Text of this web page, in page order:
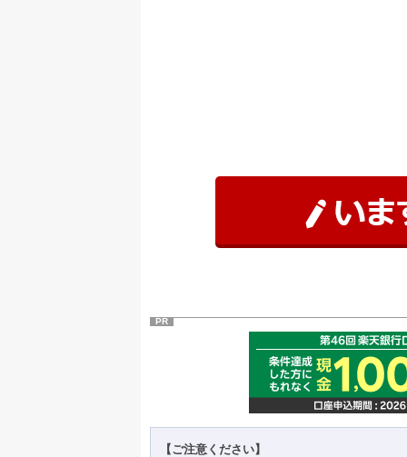
PR
【ご注意ください】